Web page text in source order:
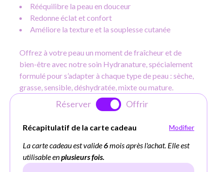
Réserver Offrir
Rééquilibre la peau en douceur
Redonne éclat et confort
Améliore la texture et la souplesse cutanée
Offrez à votre peau un moment de fraîcheur et de
bien-être avec notre soin Hydranature, spécialement
formulé pour s’adapter à chaque type de peau : sèche,
grasse, sensible, déshydratée, mixte ou mature.